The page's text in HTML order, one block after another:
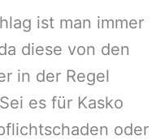
ist man immer
diese von den
in der Regel
es für Kasko
oder